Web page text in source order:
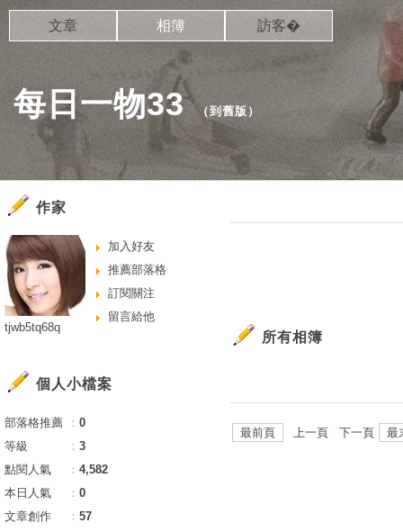
每日一物33 （到舊版 ）
文章 相簿 訪客�
所有相簿
最前頁 上一頁 下一頁 最
作家
加入好友
推薦部落格
訂閱關注
留言給他
tjwb5tq68q
個人小檔案
部落格推薦 ： 0
等級
： 3
點閱人氣
： 4,582
本日人氣
： 0
文章創作
： 57